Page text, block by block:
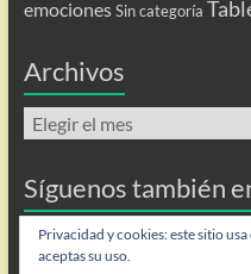
emociones Sin categoría
Archivos
Archivos
Síguenos también
Flip
Privacidad y cookies: este sitio
aceptas su uso.